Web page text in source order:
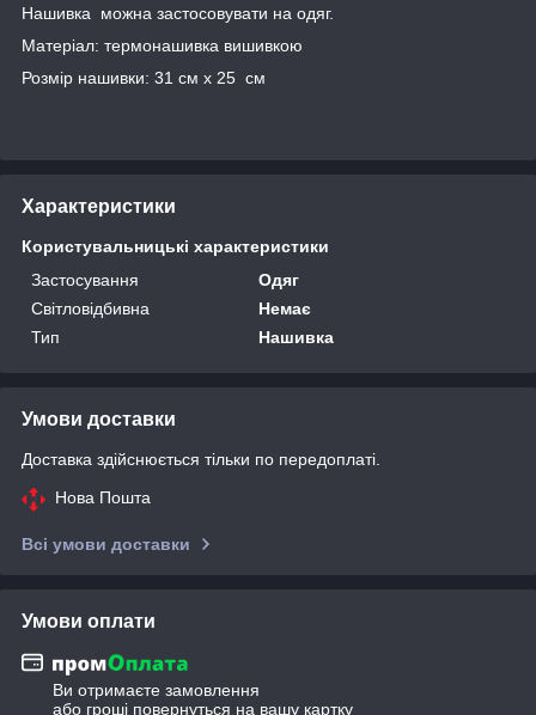
Нашивка можна застосовувати на одяг.
Матеріал: термонашивка вишивкою
Розмір нашивки: 31 см x 25 cм
Характеристики
Користувальницькі характеристики
Застосування
Одяг
Світловідбивна
Немає
Тип
Нашивка
Умови доставки
Доставка здійснюється тільки по передоплаті.
Нова Пошта
Всі умови доставки
Умови оплати
Ви отримаєте замовлення
або гроші повернуться на вашу картку